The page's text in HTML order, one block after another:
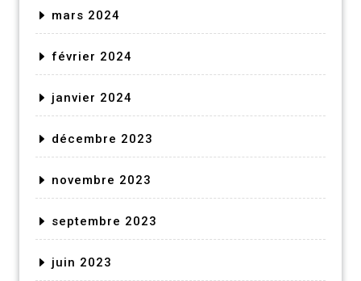
mars 2024
février 2024
janvier 2024
décembre 2023
novembre 2023
septembre 2023
juin 2023